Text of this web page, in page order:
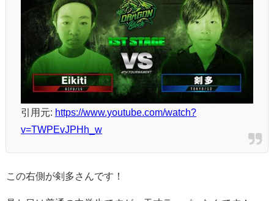
引用元: https://www.youtube.com/watch?
v=TWPEvJPHh_w
この右側が剣多さんです！